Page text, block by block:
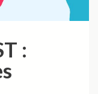
: